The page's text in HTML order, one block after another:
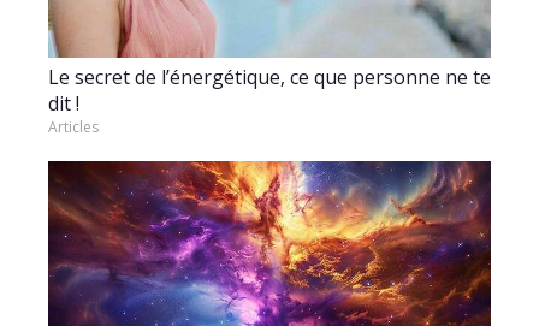
Le secret de l’énergétique, ce que personne ne te
dit !
Articles